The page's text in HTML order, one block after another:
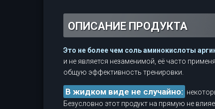
ОПИСАНИЕ ПРОДУКТА
Это не более чем соль аминокислоты
и не является незаменимой, её часто
общую эффективность тренировки.
В жидком виде не случайно:
Безусловно этот продукт на прямую не